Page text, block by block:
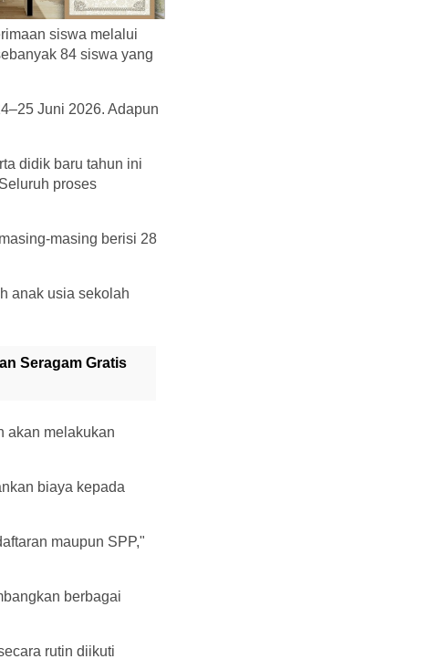
siswa melalui
84 siswa yang
Juni 2026. Adapun
didik baru tahun ini
proses
masing berisi 28
anak usia sekolah
Seragam Gratis
akan melakukan
biaya kepada
maupun SPP,"
berbagai
rutin diikuti